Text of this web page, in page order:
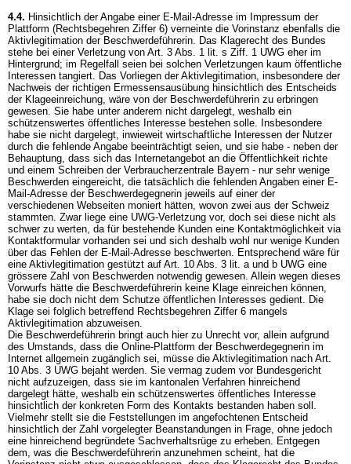
4.4. Hinsichtlich der Angabe einer E-Mail-Adresse im Impressum der
Plattform (Rechtsbegehren Ziffer 6) verneinte die Vorinstanz ebenfalls die
Aktivlegitimation der Beschwerdeführerin. Das Klagerecht des Bundes
stehe bei einer Verletzung von Art. 3 Abs. 1 lit. s Ziff. 1 UWG eher im
Hintergrund; im Regelfall seien bei solchen Verletzungen kaum öffentliche
Interessen tangiert. Das Vorliegen der Aktivlegitimation, insbesondere der
Nachweis der richtigen Ermessensausübung hinsichtlich des Entscheids
der Klageeinreichung, wäre von der Beschwerdeführerin zu erbringen
gewesen. Sie habe unter anderem nicht dargelegt, weshalb ein
schützenswertes öffentliches Interesse bestehen solle. Insbesondere
habe sie nicht dargelegt, inwieweit wirtschaftliche Interessen der Nutzer
durch die fehlende Angabe beeinträchtigt seien, und sie habe - neben der
Behauptung, dass sich das Internetangebot an die Öffentlichkeit richte
und einem Schreiben der Verbraucherzentrale Bayern - nur sehr wenige
Beschwerden eingereicht, die tatsächlich die fehlenden Angaben einer E-
Mail-Adresse der Beschwerdegegnerin jeweils auf einer der
verschiedenen Webseiten moniert hätten, wovon zwei aus der Schweiz
stammten. Zwar liege eine UWG-Verletzung vor, doch sei diese nicht als
schwer zu werten, da für bestehende Kunden eine Kontaktmöglichkeit via
Kontaktformular vorhanden sei und sich deshalb wohl nur wenige Kunden
über das Fehlen der E-Mail-Adresse beschwerten. Entsprechend wäre für
eine Aktivlegitimation gestützt auf Art. 10 Abs. 3 lit. a und b UWG eine
grössere Zahl von Beschwerden notwendig gewesen. Allein wegen dieses
Vorwurfs hätte die Beschwerdeführerin keine Klage einreichen können,
habe sie doch nicht dem Schutze öffentlichen Interesses gedient. Die
Klage sei folglich betreffend Rechtsbegehren Ziffer 6 mangels
Aktivlegitimation abzuweisen.
Die Beschwerdeführerin bringt auch hier zu Unrecht vor, allein aufgrund
des Umstands, dass die Online-Plattform der Beschwerdegegnerin im
Internet allgemein zugänglich sei, müsse die Aktivlegitimation nach Art.
10 Abs. 3 UWG bejaht werden. Sie vermag zudem vor Bundesgericht
nicht aufzuzeigen, dass sie im kantonalen Verfahren hinreichend
dargelegt hätte, weshalb ein schützenswertes öffentliches Interesse
hinsichtlich der konkreten Form des Kontakts bestanden haben soll.
Vielmehr stellt sie die Feststellungen im angefochtenen Entscheid
hinsichtlich der Zahl vorgelegter Beanstandungen in Frage, ohne jedoch
eine hinreichend begründete Sachverhaltsrüge zu erheben. Entgegen
dem, was die Beschwerdeführerin anzunehmen scheint, hat die